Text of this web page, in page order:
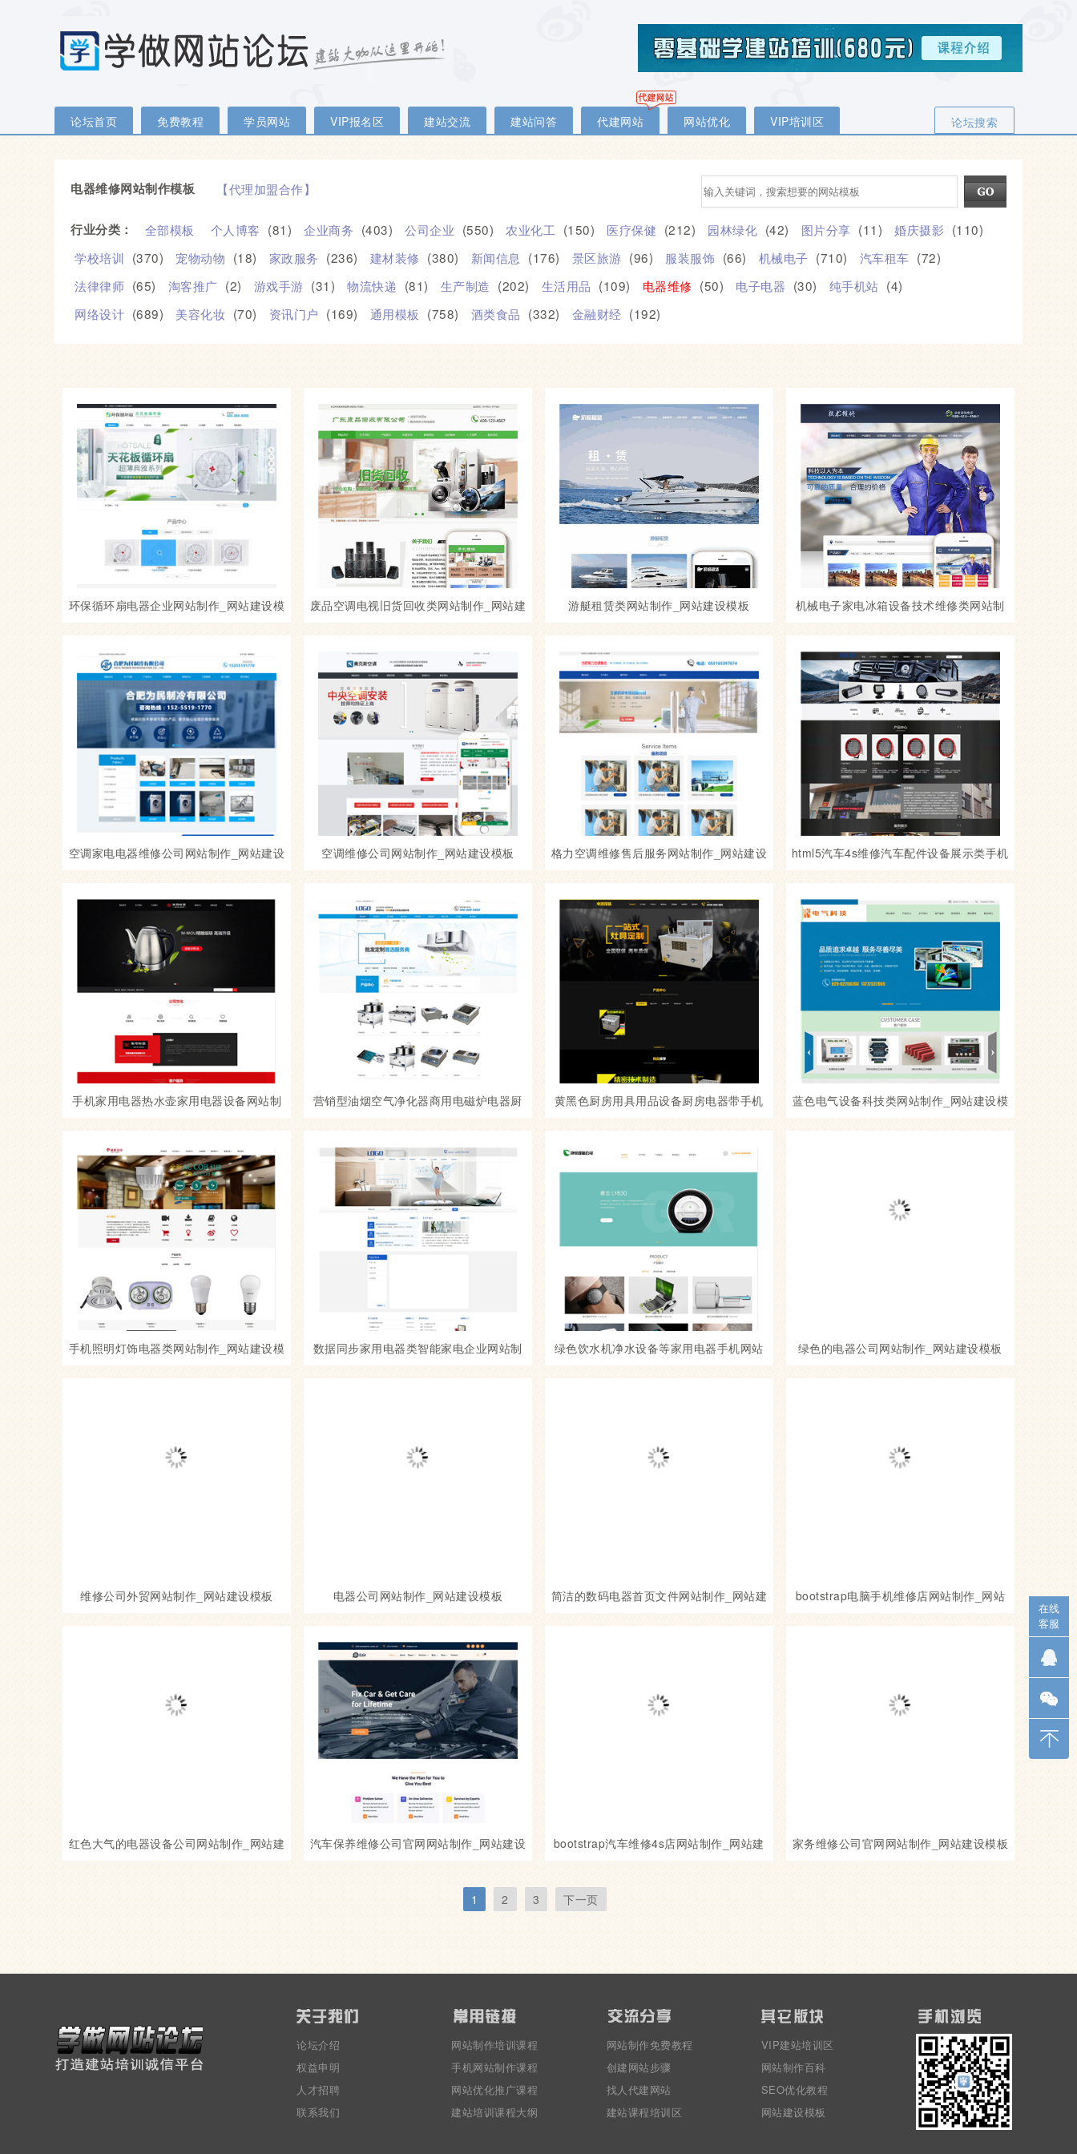
论坛首页 免费教程 学员网站 VIP报名区 建站交流 建站问答 代建网站 网站优化 VIP培训区 论坛搜索
电器维修网站制作模板 【代理加盟合作】
行业分类： 全部模板 个人博客 (81) 企业商务 (403) 公司企业 (550) 农业化工 (150) 医疗保健 (212) 园林绿化 (42) 图片分享 (11) 婚庆摄影 (110)
学校培训 (370) 宠物动物 (18) 家政服务 (236) 建材装修 (380) 新闻信息 (176) 景区旅游 (96) 服装服饰 (66) 机械电子 (710) 汽车租车 (72)
法律律师 (65) 淘客推广 (2) 游戏手游 (31) 物流快递 (81) 生产制造 (202) 生活用品 (109) 电器维修 (50) 电子电器 (30) 纯手机站 (4)
网络设计 (689) 美容化妆 (70) 资讯门户 (169) 通用模板 (758) 酒类食品 (332) 金融财经 (192)
环保循环扇电器企业网站制作_网站建设模
板
废品空调电视旧货回收类网站制作_网站建
设模板
游艇租赁类网站制作_网站建设模板
机械电子家电冰箱设备技术维修类网站制
作_网站建设模板
空调家电电器维修公司网站制作_网站建设
模板
空调维修公司网站制作_网站建设模板
格力空调维修售后服务网站制作_网站建设
模板
html5汽车4s维修汽车配件设备展示类手机
网站制作_网站建设模板
手机家用电器热水壶家用电器设备网站制
作_网站建设模板
营销型油烟空气净化器商用电磁炉电器厨
房用品网站制作_网站建设模板
黄黑色厨房用具用品设备厨房电器带手机
网站制作_网站建设模板
蓝色电气设备科技类网站制作_网站建设模
板
手机照明灯饰电器类网站制作_网站建设模
板
数据同步家用电器类智能家电企业网站制
作_网站建设模板
绿色饮水机净水设备等家用电器手机网站
制作_网站建设模板
绿色的电器公司网站制作_网站建设模板
维修公司外贸网站制作_网站建设模板 电器公司网站制作_网站建设模板
简洁的数码电器首页文件网站制作_网站建
设模板
bootstrap电脑手机维修店网站制作_网站
建设模板
红色大气的电器设备公司网站制作_网站建
汽车保养维修公司官网网站制作_网站建设
bootstrap汽车维修4s店网站制作_网站建
家务维修公司官网网站制作_网站建设模板
1 2 3 下一页
论坛介绍
权益申明
人才招聘
联系我们
网站制作培训课程
手机网站制作课程
网站优化推广课程
建站培训课程大纲
网站制作免费教程
创建网站步骤
找人代建网站
建站课程培训区
VIP建站培训区
网站制作百科
SEO优化教程
网站建设模板
在线
客服